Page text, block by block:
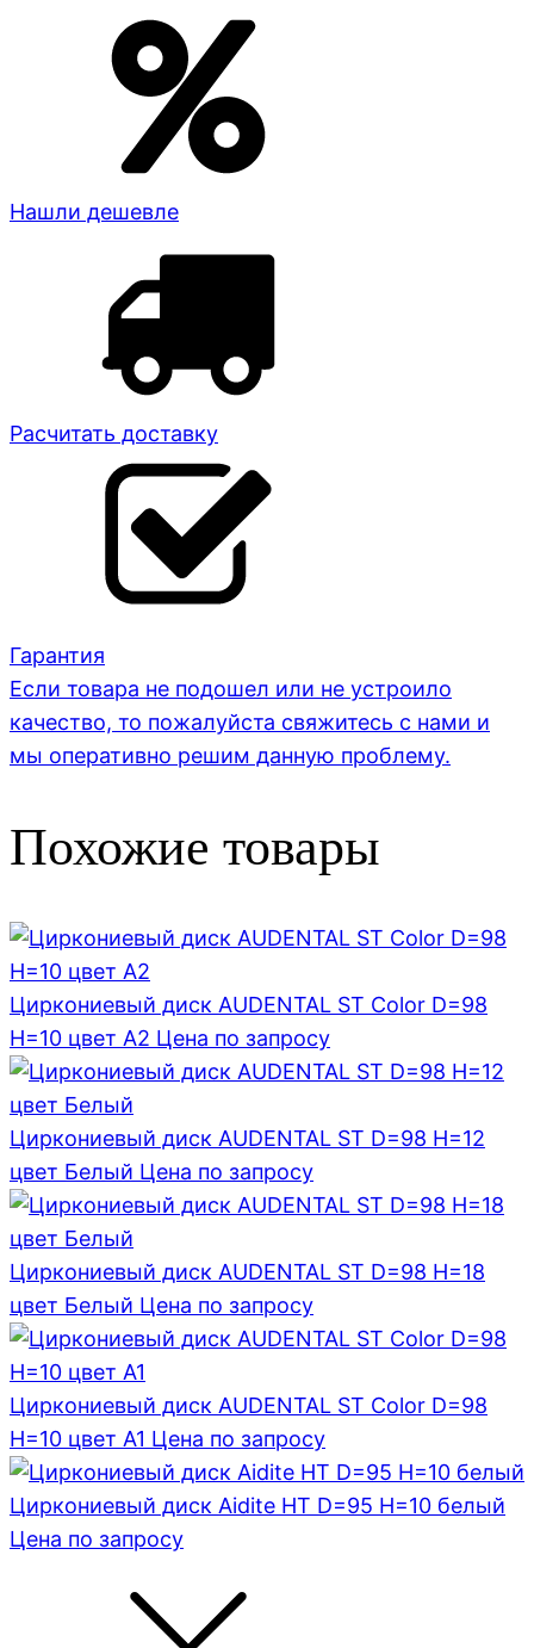
Нашли дешевле
Расчитать доставку
Гарантия
Если товара не подошел или не устроило
качество, то пожалуйста свяжитесь с нами и
мы оперативно решим данную проблему.
Похожие товары
Циркониевый диск AUDENTAL ST Color D=98
H=10 цвет A2 Цена по запросу
Циркониевый диск AUDENTAL ST D=98 H=12
цвет Белый Цена по запросу
Циркониевый диск AUDENTAL ST D=98 H=18
цвет Белый Цена по запросу
Циркониевый диск AUDENTAL ST Color D=98
H=10 цвет A1 Цена по запросу
Циркониевый диск Aidite HT D=95 H=10 белый
Цена по запросу